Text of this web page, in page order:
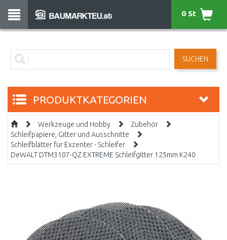
SUCHEN
0 St
PRODUKTKATEGORIEN
Werkzeuge und Hobby
Zubehör
Schleifpapiere, Gitter und Ausschnitte
Schleifblätter für Exzenter - Schleifer
DeWALT DTM3107-QZ EXTREME Schleifgitter 125mm K240